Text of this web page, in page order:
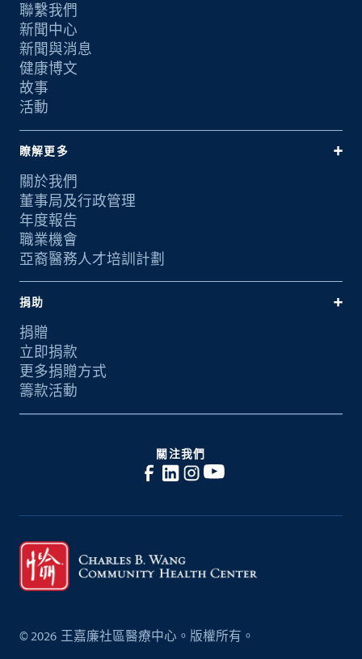
聯繫我們
新聞中心
新聞與消息
健康博文
故事
活動
瞭解更多
關於我們
董事局及行政管理
年度報告
職業機會
亞裔醫務人才培訓計劃
捐助
捐贈
立即捐款
更多捐贈方式
籌款活動
關注我們
© 2026 王嘉廉社區醫療中心。版權所有。